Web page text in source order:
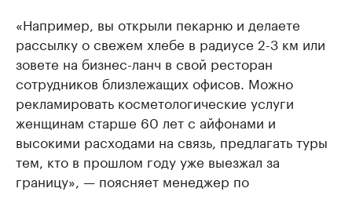
«Например, вы открыли пекарню и делаете
рассылку о свежем хлебе в радиусе 2-3 км или
зовете на бизнес-ланч в свой ресторан
сотрудников близлежащих офисов. Можно
рекламировать косметологические услуги
женщинам старше 60 лет с айфонами и
высокими расходами на связь, предлагать туры
тем, кто в прошлом году уже выезжал за
границу», — поясняет менеджер по